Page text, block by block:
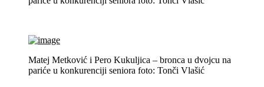
Matej Metković i Pero Kukuljica – bronca u dvojcu na
pariće u konkurenciji seniora foto: Tonči Vlašić